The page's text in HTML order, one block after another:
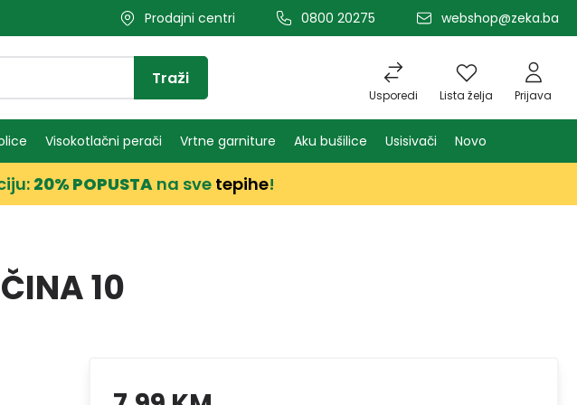
Prodajni centri 0800 20275 webshop@zeka.ba
Usporedi Lista želja Prijava
Traži
Visokotlačni perači Vrtne garniture Aku bušilice Usisivači Novo
20% POPUSTA na sve tepihe!
10